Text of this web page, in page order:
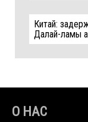
Китай:
Далай-ламы
О НАС